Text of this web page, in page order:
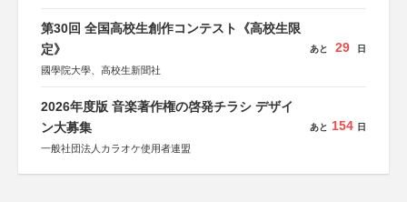
第30回 全国高校生創作コンテスト《高校生限
定》
國學院大學、高校生新聞社
あと 29 日
2026年度版 音楽著作権の啓発チラシ デザイ
ン大募集
一般社団法人カラオケ使用者連盟
あと 154 日